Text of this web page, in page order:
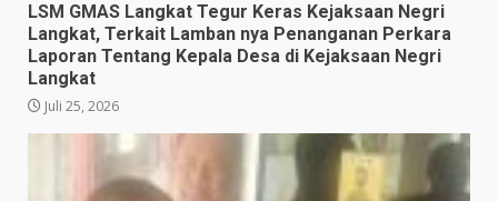
LSM GMAS Langkat Tegur Keras Kejaksaan Negri
Langkat, Terkait Lamban nya Penanganan Perkara
Laporan Tentang Kepala Desa di Kejaksaan Negri
Langkat
Juli 25, 2026